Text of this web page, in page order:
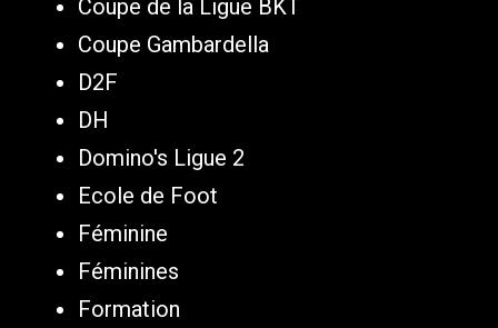
Coupe de la Ligue BKT
Coupe Gambardella
D2F
DH
Domino's Ligue 2
Ecole de Foot
Féminine
Féminines
Formation